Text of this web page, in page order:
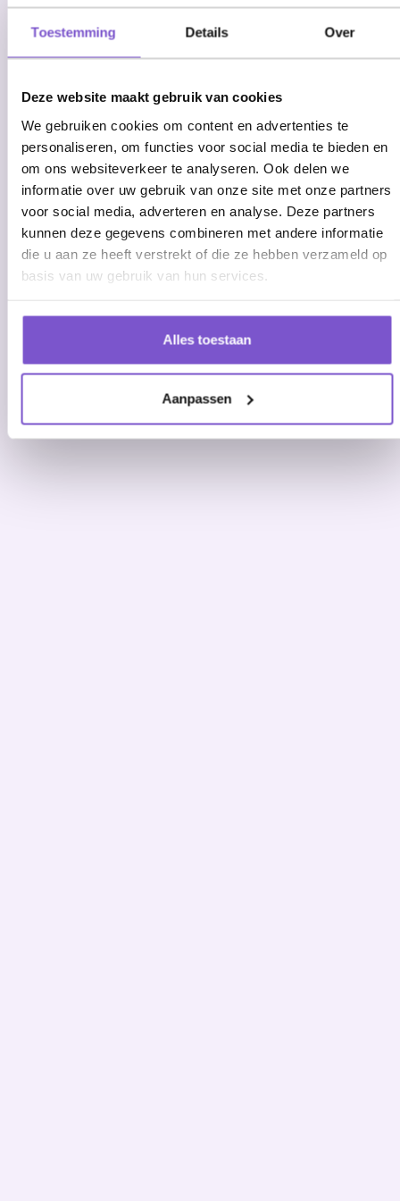
Toestemming Details Over
Deze website maakt gebruik van cookies
We gebruiken cookies om content en advertenties te
personaliseren, om functies voor social media te bieden en
om ons websiteverkeer te analyseren. Ook delen we
informatie over uw gebruik van onze site met onze partners
voor social media, adverteren en analyse. Deze partners
kunnen deze gegevens combineren met andere informatie
die u aan ze heeft verstrekt of die ze hebben verzameld op
basis van uw gebruik van hun services.
Alles toestaan
Aanpassen
AI